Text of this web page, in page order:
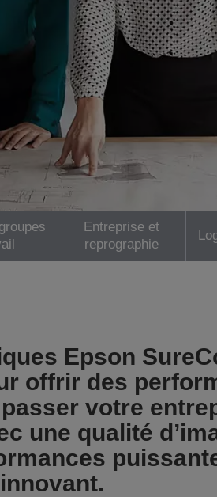
Entreprise et
reprographie
Epson
offrir des
votre
une qualité